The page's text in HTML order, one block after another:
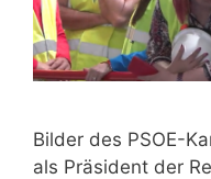
Bilder des PSOE-
als Präsident der